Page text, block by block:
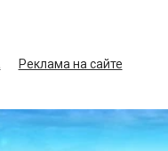
Реклама на сайте